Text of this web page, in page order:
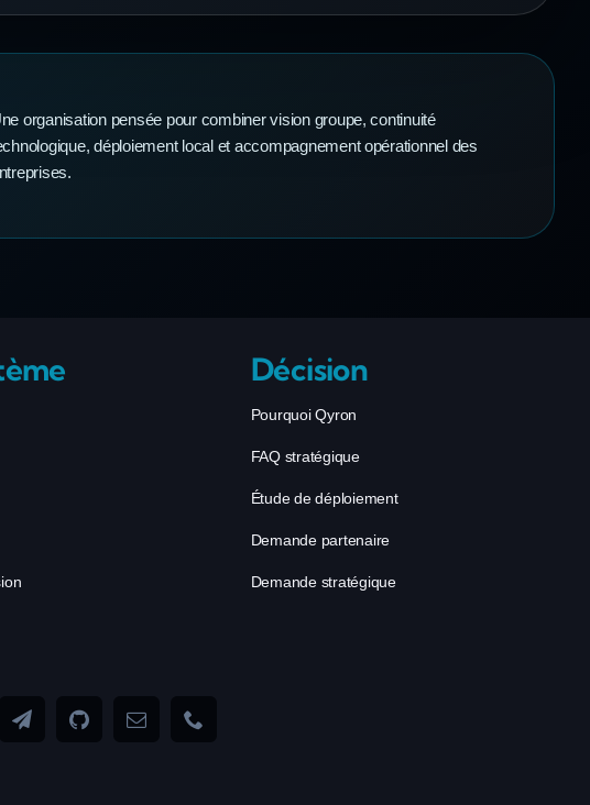
organisation pensée pour combiner vision groupe, continuité
déploiement local et accompagnement opérationnel des
Décision
Pourquoi Qyron
FAQ stratégique
Étude de déploiement
Demande partenaire
Demande stratégique